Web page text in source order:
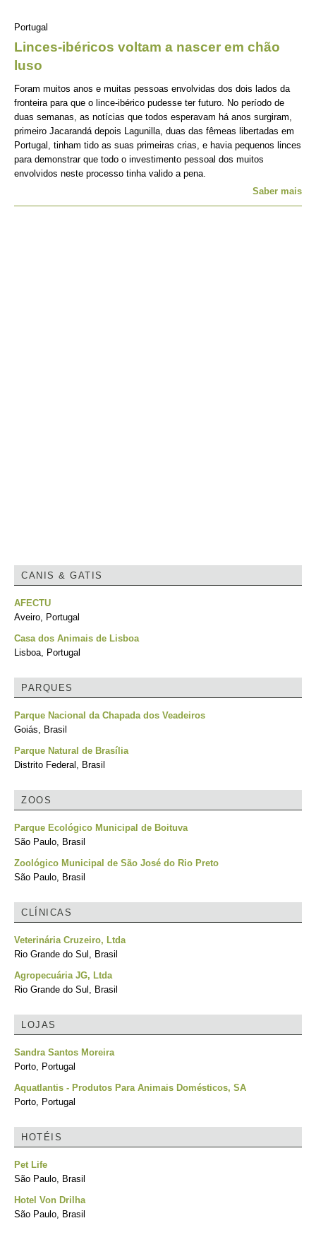
Portugal
Linces-ibéricos voltam a nascer em chão
luso
Foram muitos anos e muitas pessoas envolvidas dos dois lados da
fronteira para que o lince-ibérico pudesse ter futuro. No período de
duas semanas, as notícias que todos esperavam há anos surgiram,
primeiro Jacarandá depois Lagunilla, duas das fêmeas libertadas em
Portugal, tinham tido as suas primeiras crias, e havia pequenos linces
para demonstrar que todo o investimento pessoal dos muitos
envolvidos neste processo tinha valido a pena.
Saber mais
CANIS & GATIS
AFECTU
Aveiro, Portugal
Casa dos Animais de Lisboa
Lisboa, Portugal
PARQUES
Parque Nacional da Chapada dos Veadeiros
Goiás, Brasil
Parque Natural de Brasília
Distrito Federal, Brasil
ZOOS
Parque Ecológico Municipal de Boituva
São Paulo, Brasil
Zoológico Municipal de São José do Rio Preto
São Paulo, Brasil
CLÍNICAS
Veterinária Cruzeiro, Ltda
Rio Grande do Sul, Brasil
Agropecuária JG, Ltda
Rio Grande do Sul, Brasil
LOJAS
Sandra Santos Moreira
Porto, Portugal
Aquatlantis - Produtos Para Animais Domésticos, SA
Porto, Portugal
HOTÉIS
Pet Life
São Paulo, Brasil
Hotel Von Drilha
São Paulo, Brasil